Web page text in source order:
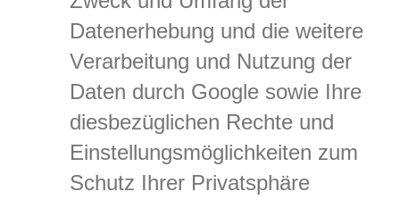
Datenerhebung und die weitere
Verarbeitung und Nutzung der
Daten durch Google sowie Ihre
diesbezüglichen Rechte und
Einstellungsmöglichkeiten zum
Schutz Ihrer Privatsphäre